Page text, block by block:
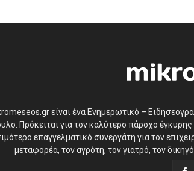
είναι ένα Ενημερωτικό –
Πρόκειται για τον καλύτερο πάροχο
επαγγελματικό συνεργάτη για τον
μεταφορέα, τον αγρότη, τον γιατρό, τον